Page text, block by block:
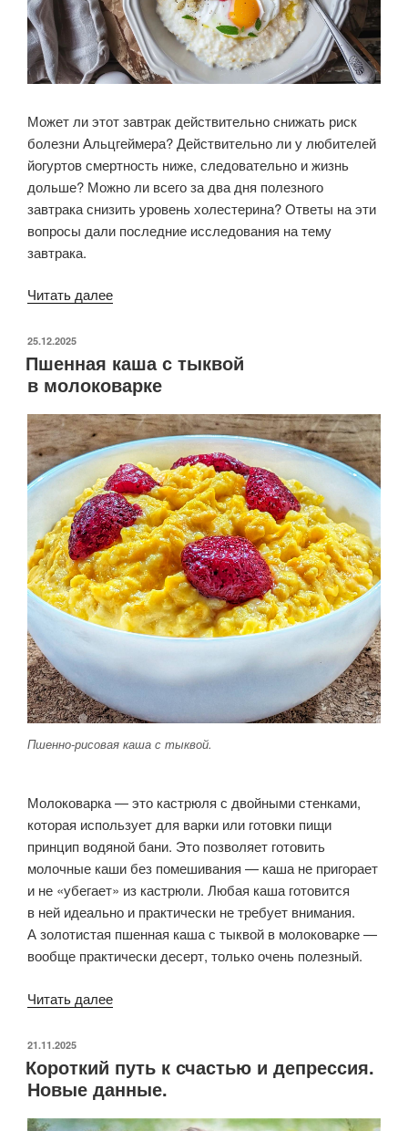
Может ли этот завтрак действительно снижать риск
болезни Альцгеймера? Действительно ли у любителей
йогуртов смертность ниже, следовательно и жизнь
дольше? Можно ли всего за два дня полезного
завтрака снизить уровень холестерина? Ответы на эти
вопросы дали последние исследования на тему
завтрака.
Читать далее«Новые
о завтраке»
ОПУБЛИКОВАНО
25.12.2025
Пшенная каша с тыквой
в молоковарке
Пшенно-рисовая каша с тыквой.
Молоковарка — это кастрюля с двойными стенками,
которая использует для варки или готовки пищи
принцип водяной бани. Это позволяет готовить
молочные каши без помешивания — каша не пригорает
и не «убегает» из кастрюли. Любая каша готовится
в ней идеально и практически не требует внимания.
А золотистая пшенная каша с тыквой в молоковарке —
вообще практически десерт, только очень полезный.
Читать далее«Пшенная
в молоковарке»
ОПУБЛИКОВАНО
21.11.2025
Короткий путь к счастью и депрессия.
Новые данные.